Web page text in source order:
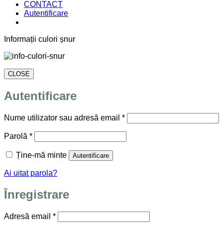
CONTACT
Autentificare
Informații culori șnur
CLOSE
Autentificare
Nume utilizator sau adresă email *Obligatoriu
Parolă *Obligatoriu
Ține-mă minte Autentificare
Ai uitat parola?
Înregistrare
Adresă email *Obligatoriu